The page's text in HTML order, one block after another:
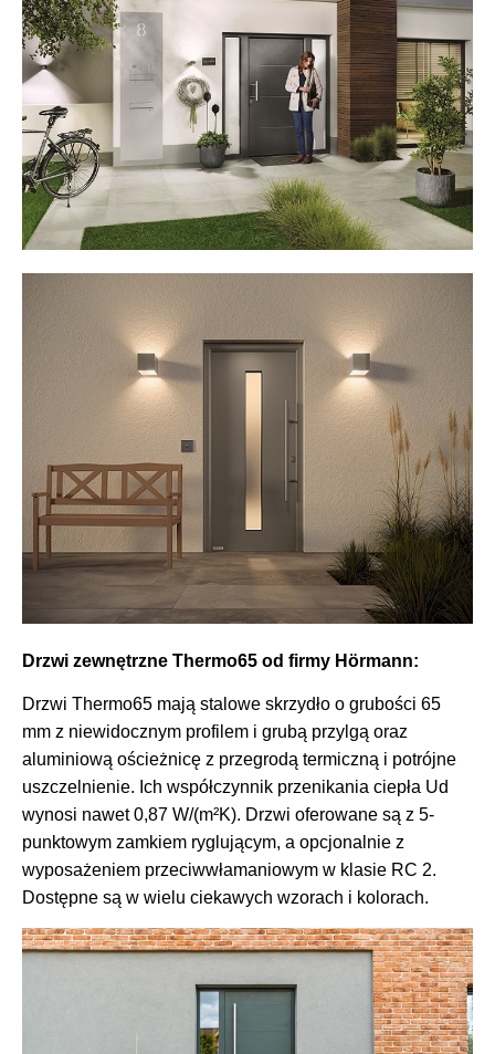
Drzwi zewnętrzne Thermo65 od firmy Hörmann:
Drzwi Thermo65 mają stalowe skrzydło o grubości 65
mm z niewidocznym profilem i grubą przylgą oraz
aluminiową ościeżnicę z przegrodą termiczną i potrójne
uszczelnienie. Ich współczynnik przenikania ciepła Ud
wynosi nawet 0,87 W/(m²K). Drzwi oferowane są z 5-
punktowym zamkiem ryglującym, a opcjonalnie z
wyposażeniem przeciwwłamaniowym w klasie RC 2.
Dostępne są w wielu ciekawych wzorach i kolorach.